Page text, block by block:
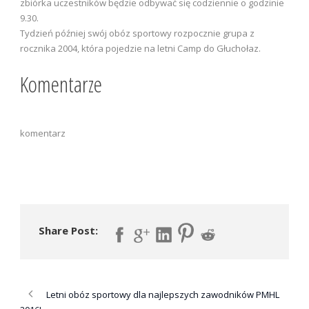
zbiórka uczestników będzie odbywać się codziennie o godzinie
9.30.
Tydzień później swój obóz sportowy rozpocznie grupa z
rocznika 2004, która pojedzie na letni Camp do Głuchołaz.
Komentarze
komentarz
Share Post:
Letni obóz sportowy dla najlepszych zawodników PMHL